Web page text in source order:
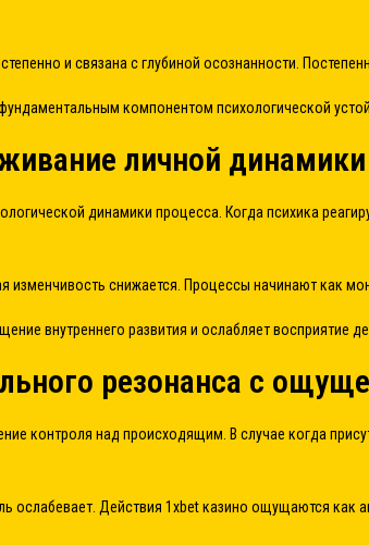
и связана с глубиной осознанности.
компонентом психологической
личной динамики
динамики процесса. Когда психика
изменчивость снижается. Процессы начинают как
внутреннего развития и ослабляет восприятие
резонанса с
контроля над происходящим. В случае когда
ослабевает. Действия 1xbet казино ощущаются как